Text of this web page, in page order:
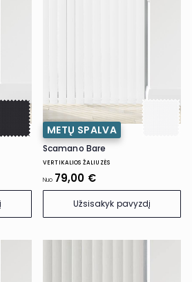
METŲ SPALVA
Scamano Bare
VERTIKALIOS ŽALIUZĖS
Nuo 79,00 €
Užsisakyk pavyzdį